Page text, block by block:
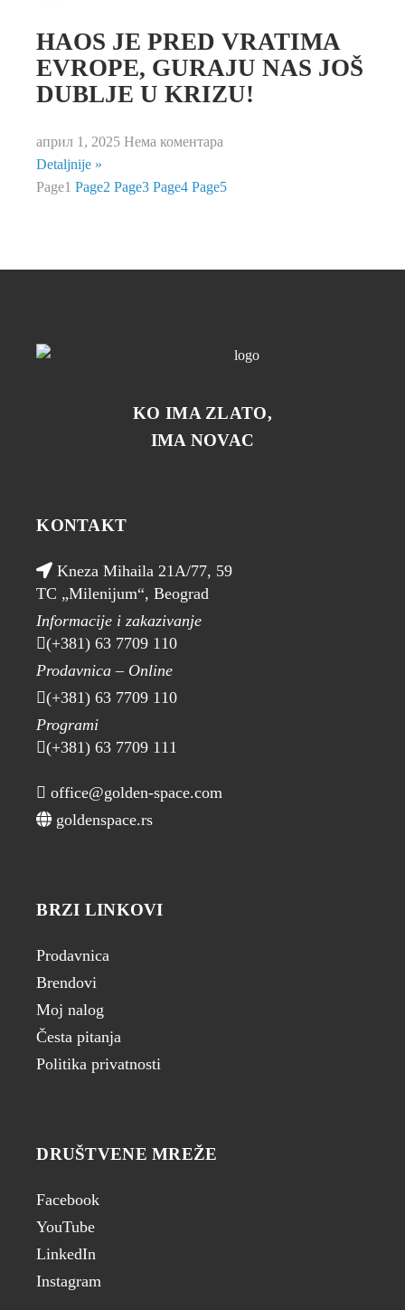
HAOS JE PRED VRATIMA
EVROPE, GURAJU NAS JOŠ
DUBLJE U KRIZU!
април 1, 2025Нема коментара
Detaljnije »
Page1 Page2 Page3 Page4 Page5
KO IMA ZLATO,
IMA NOVAC
KONTAKT
Kneza Mihaila 21A/77, 59
TC „Milenijum“, Beograd
Informacije i zakazivanje
(+381) 63 7709 110
Prodavnica – Online
(+381) 63 7709 110
Programi
(+381) 63 7709 111
office@golden-space.com
goldenspace.rs
BRZI LINKOVI
Prodavnica
Brendovi
Moj nalog
Česta pitanja
Politika privatnosti
DRUŠTVENE MREŽE
Facebook
YouTube
LinkedIn
Instagram